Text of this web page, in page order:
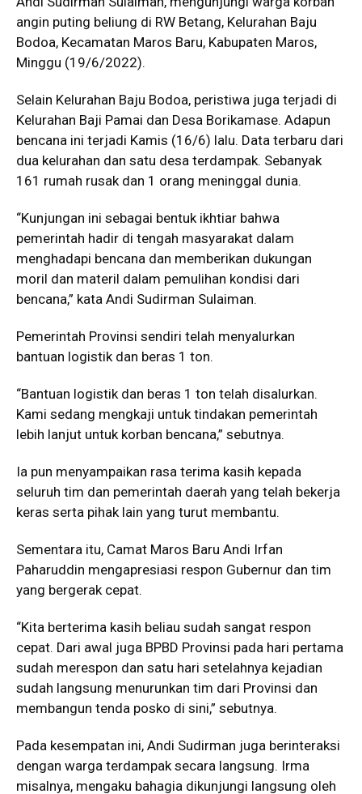
angin puting beliung di RW Betang, Kelurahan Baju
Bodoa, Kecamatan Maros Baru, Kabupaten Maros,
Minggu (19/6/2022).
Selain Kelurahan Baju Bodoa, peristiwa juga terjadi di
Kelurahan Baji Pamai dan Desa Borikamase. Adapun
bencana ini terjadi Kamis (16/6) lalu. Data terbaru dari
dua kelurahan dan satu desa terdampak. Sebanyak
161 rumah rusak dan 1 orang meninggal dunia.
“Kunjungan ini sebagai bentuk ikhtiar bahwa
pemerintah hadir di tengah masyarakat dalam
menghadapi bencana dan memberikan dukungan
moril dan materil dalam pemulihan kondisi dari
bencana,” kata Andi Sudirman Sulaiman.
Pemerintah Provinsi sendiri telah menyalurkan
bantuan logistik dan beras 1 ton.
“Bantuan logistik dan beras 1 ton telah disalurkan.
Kami sedang mengkaji untuk tindakan pemerintah
lebih lanjut untuk korban bencana,” sebutnya.
Ia pun menyampaikan rasa terima kasih kepada
seluruh tim dan pemerintah daerah yang telah bekerja
keras serta pihak lain yang turut membantu.
Sementara itu, Camat Maros Baru Andi Irfan
Paharuddin mengapresiasi respon Gubernur dan tim
yang bergerak cepat.
“Kita berterima kasih beliau sudah sangat respon
cepat. Dari awal juga BPBD Provinsi pada hari pertama
sudah merespon dan satu hari setelahnya kejadian
sudah langsung menurunkan tim dari Provinsi dan
membangun tenda posko di sini,” sebutnya.
Pada kesempatan ini, Andi Sudirman juga berinteraksi
dengan warga terdampak secara langsung. Irma
misalnya, mengaku bahagia dikunjungi langsung oleh